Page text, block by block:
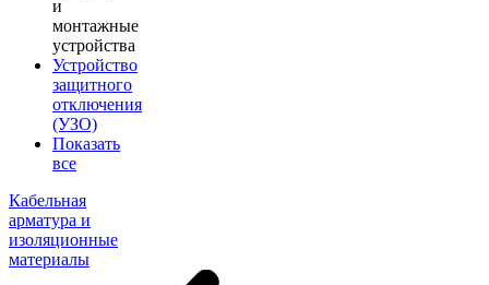
и
монтажные
устройства
Устройство
защитного
отключения
(УЗО)
Показать
все
Кабельная
арматура и
изоляционные
материалы